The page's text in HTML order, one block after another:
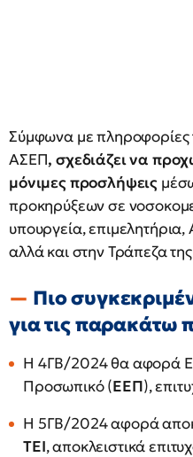
Σύμφωνα με πληροφορίες
ΑΣΕΠ, σχεδιάζει να
μόνιμες προσλήψεις
προκηρύξεων σε
υπουργεία,
αλλά και στην Τράπεζα
Πιο
για τις παρακάτω
Η 4ΓΒ/2024 θα αφορά
Προσωπικό (ΕΕΠ),
Η 5ΓΒ/2024 αφορά
ΤΕΙ, αποκλειστικά